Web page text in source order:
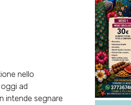
nello
ad
intende segnare